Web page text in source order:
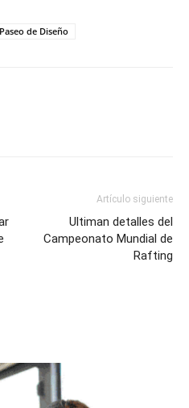
Paseo de Diseño
Artículo siguiente
Ultiman detalles del
Campeonato Mundial de
Rafting